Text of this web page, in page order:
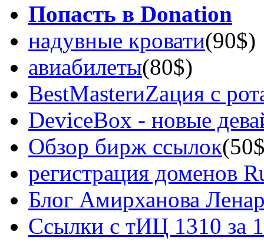
Попасть в Donation
надувные кровати(90$)
авиабилеты(80$)
BestMasterиZация с
DeviceBox - новые
Обзор бирж ссылок
регистрация доменов
Блог Амирханова
Ссылки с тИЦ 1310 за